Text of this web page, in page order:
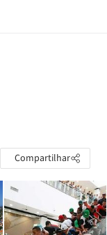
Compartilhar